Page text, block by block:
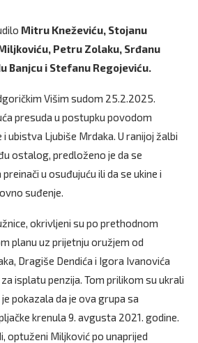
Mitru Kneževiću, Stojanu
Petru Zolaku, Srđanu
Banjcu i Stefanu Regojeviću.
Višim sudom 25.2.2025.
presuda u postupku povodom
ubistva Ljubiše Mrdaka. U ranijoj žalbi
ostalog, predloženo je da se
u osuđujuću ili da se ukine i
suđenje.
okrivljeni su po prethodnom
planu uz prijetnju oružjem od
Dragiše Dendića i Igora Ivanovića
isplatu penzija. Tom prilikom su ukrali
pokazala da je ova grupa sa
krenula 9. avgusta 2021. godine.
optuženi Miljković po unaprijed